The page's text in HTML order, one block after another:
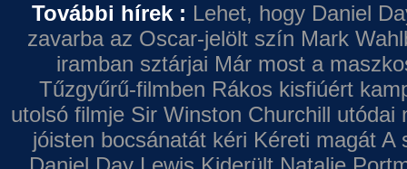
További hírek : Lehet, hogy Daniel
zavarba az Oscar-jelölt szín Mark
iramban sztárjai Már most a
Tűzgyűrű-filmben Rákos kisfiúért
utolsó filmje Sir Winston Churchill utódai
jóisten bocsánatát kéri Kéreti magát A